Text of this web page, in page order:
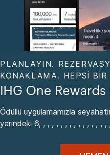
PLANLAYIN.
KONAKLAMA. HEPSI
IHG One Rewards
Ödüllü uygulamamızla
yerindeki 6, , , , , , , , , , , , , , ,